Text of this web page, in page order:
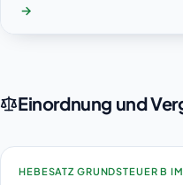
→
Einordnung und
HEBESATZ GRUNDSTEUER B